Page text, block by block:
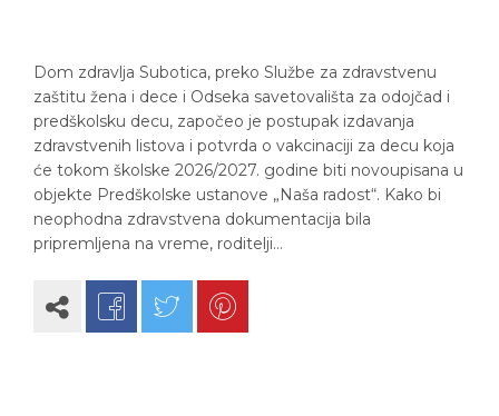
Dom zdravlja Subotica, preko Službe za zdravstvenu
zaštitu žena i dece i Odseka savetovališta za odojčad i
predškolsku decu, započeo je postupak izdavanja
zdravstvenih listova i potvrda o vakcinaciji za decu koja
će tokom školske 2026/2027. godine biti novoupisana u
objekte Predškolske ustanove „Naša radost“. Kako bi
neophodna zdravstvena dokumentacija bila
pripremljena na vreme, roditelji…